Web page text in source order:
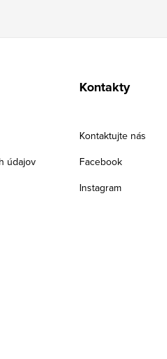
údajov
Kontakty
Kontaktujte nás
Facebook
Instagram